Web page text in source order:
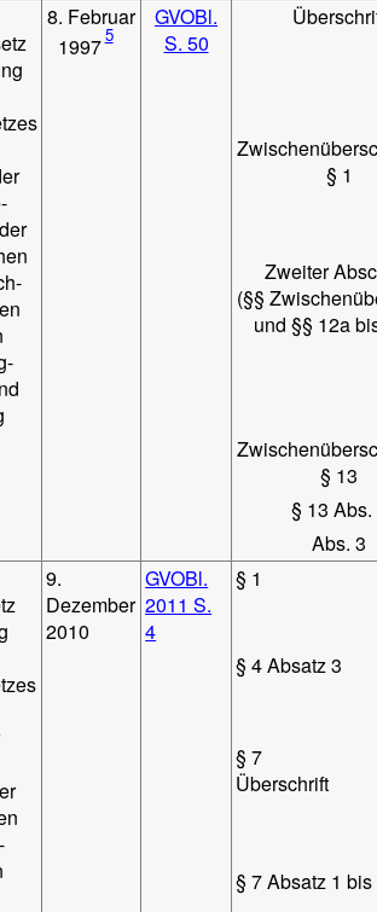
8. Februar
19975
GVOBl.
S. 50
§ 1
Zweiter
(§§
und §§ 12a
§ 13
§ 13 Abs.
Abs. 3
9.
Dezember
2010
GVOBl.
2011 S.
4
§ 1
§ 4 Absatz 3
§ 7
Überschrift
§ 7 Absatz 1 bis